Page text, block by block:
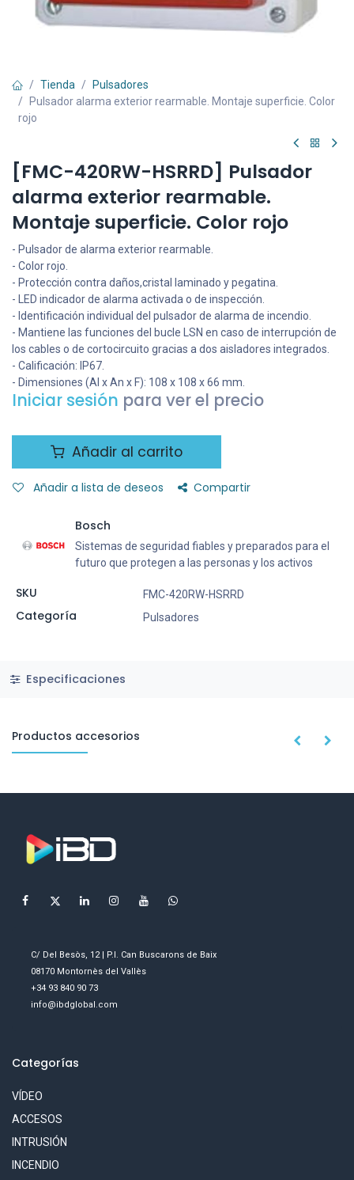
Tienda
Pulsadores
Pulsador alarma exterior rearmable. Montaje superficie. Color
rojo
[FMC-420RW-HSRRD] Pulsador
alarma exterior rearmable.
Montaje superficie. Color rojo
- Pulsador de alarma exterior rearmable.
- Color rojo.
- Protección contra daños,cristal laminado y pegatina.
- LED indicador de alarma activada o de inspección.
- Identificación individual del pulsador de alarma de incendio.
- Mantiene las funciones del bucle LSN en caso de interrupción de
los cables o de cortocircuito gracias a dos aisladores integrados.
- Calificación: IP67.
- Dimensiones (Al x An x F): 108 x 108 x 66 mm.
Iniciar sesión para ver el precio
Añadir al carrito
Añadir a lista de deseos Compartir
Bosch
Sistemas de seguridad fiables y preparados para el
futuro que protegen a las personas y los activos
SKU FMC-420RW-HSRRD
Categoría Pulsadores
Especificaciones
Productos accesorios
C/ Del Besòs, 12 | P.I. Can Buscarons de Baix
08170 Montornès del Vallès
+34 93 840 90 73
info@ibdglobal.com
Categorías
VÍDEO
ACCESOS
INTRUSIÓN
INCENDIO